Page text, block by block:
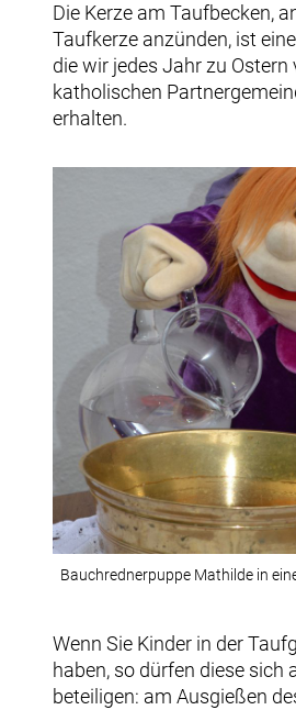
Die Kerze am Taufbecken,
Taufkerze anzünden, ist
die wir jedes Jahr zu Ostern
katholischen
erhalten.
Bauchrednerpuppe Mathilde in
Wenn Sie Kinder in der
haben, so dürfen diese sich
beteiligen: am Ausgießen